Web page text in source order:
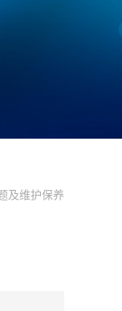
及维护保养